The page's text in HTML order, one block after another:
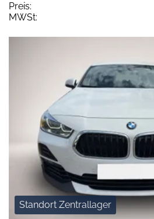
Preis:
MWSt:
Standort Zentrallager